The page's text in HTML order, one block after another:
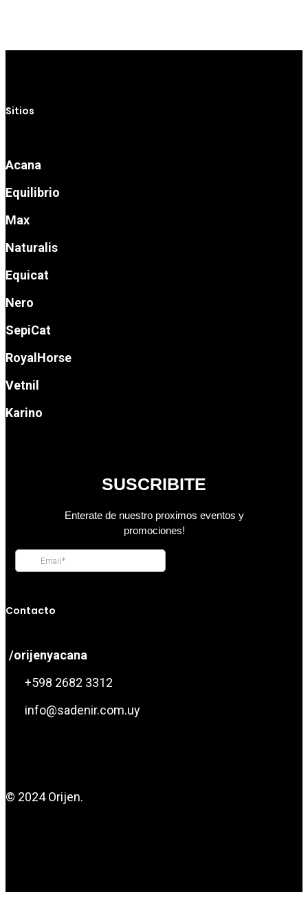
Sitios
Acana
Equilibrio
Max
Naturalis
Equicat
Nero
SepiCat
RoyalHorse
Vetnil
Karino
Contacto
/orijenyacana
+598 2682 3312
info@sadenir.com.uy
© 2024 Orijen.